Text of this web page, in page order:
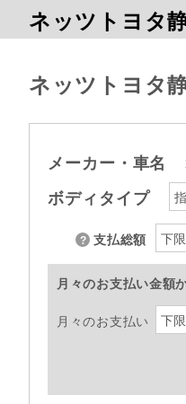
ネッツトヨタ
ネッツトヨタ
メーカー・車名
ボディタイプ
支払総額 下限
月々のお支払い金額
月々のお支払い 下限